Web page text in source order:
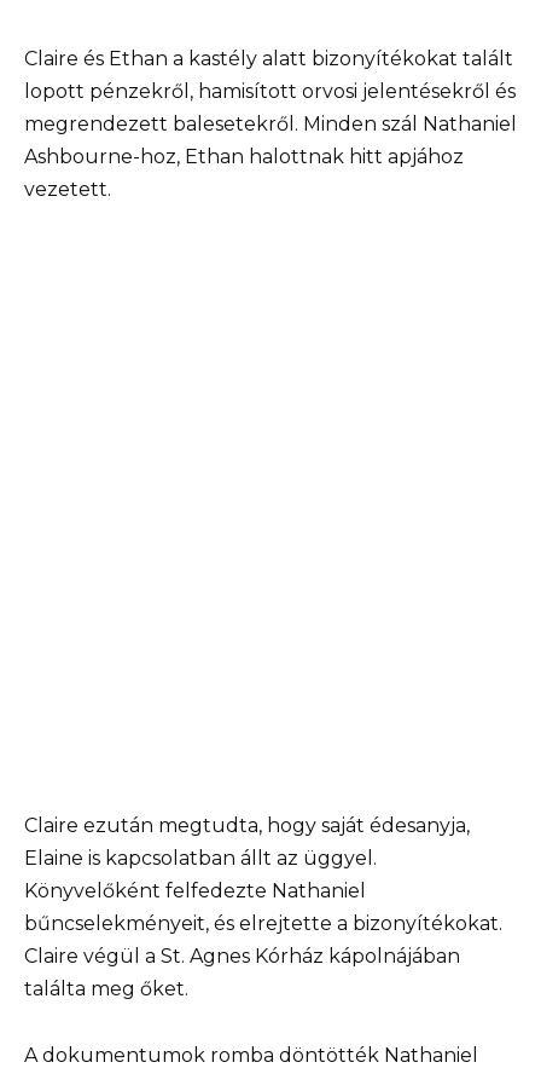
Claire és Ethan a kastély alatt bizonyítékokat talált
lopott pénzekről, hamisított orvosi jelentésekről és
megrendezett balesetekről. Minden szál Nathaniel
Ashbourne-hoz, Ethan halottnak hitt apjához
vezetett.
Claire ezután megtudta, hogy saját édesanyja,
Elaine is kapcsolatban állt az üggyel.
Könyvelőként felfedezte Nathaniel
bűncselekményeit, és elrejtette a bizonyítékokat.
Claire végül a St. Agnes Kórház kápolnájában
találta meg őket.
A dokumentumok romba döntötték Nathaniel